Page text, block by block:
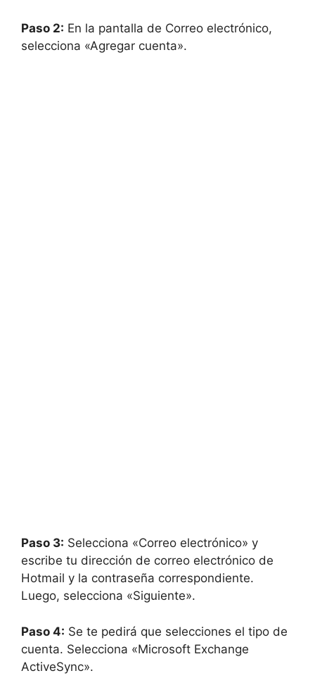
Paso 2: En la pantalla de Correo electrónico,
selecciona «Agregar cuenta».
Paso 3: Selecciona «Correo electrónico» y
escribe tu dirección de correo electrónico de
Hotmail y la contraseña correspondiente.
Luego, selecciona «Siguiente».
Paso 4: Se te pedirá que selecciones el tipo de
cuenta. Selecciona «Microsoft Exchange
ActiveSync».